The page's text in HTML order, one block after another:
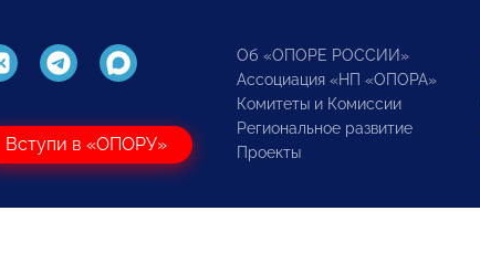
Вступи в «ОПОРУ»
Об «ОПОРЕ РОССИИ»
Ассоциация «НП «ОПОРА»
Комитеты и Комиссии
Региональное развитие
Проекты